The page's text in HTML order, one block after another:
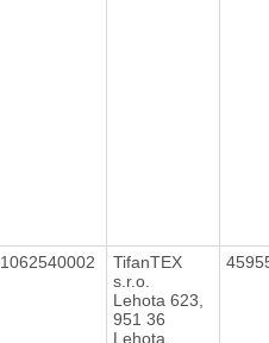
1062540002
TifanTEX
s.r.o.
Lehota 623,
951 36
Lehota